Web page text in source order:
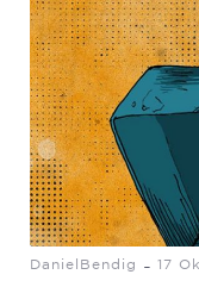
DanielBendig - 17